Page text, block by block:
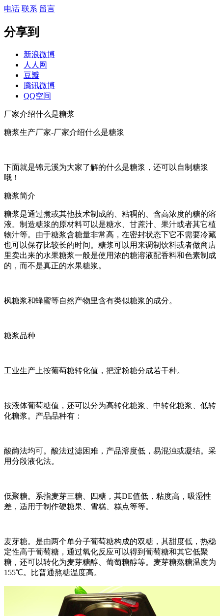
电话 联系 留言
分享到
新浪微博
人人网
豆瓣
腾讯微博
QQ空间
厂家介绍什么是糖浆
糖浆生产厂家-厂家介绍什么是糖浆
下面就是锦元溪为大家了解的什么是糖浆，还可以自制糖浆
哦！
糖浆简介
糖浆是通过煮或其他技术制成的、粘稠的、含高浓度的糖的溶
液。制造糖浆的原材料可以是糖水、甘蔗汁、果汁或者其它植
物汁等。由于糖浆含糖量非常高，在密封状态下它不需要冷藏
也可以保存比较长的时间。糖浆可以用来调制饮料或者做商店
里卖出来的水果糖浆一般是使用浓的糖溶液配香料和色素制成
的，而不是真正的水果糖浆。
枫糖浆和蜂蜜等自然产物里含有类似糖浆的成分。
糖浆品种
工业生产上按葡萄糖转化值，把淀粉糖分成若干种。
按液体葡萄糖值，还可以分为高转化糖浆、中转化糖浆、低转
化糖浆。产品品种有：
酸酶法均可。酸法过滤困难，产品溶度低，易混浊或凝结。采
用分段液化法。
低聚糖。系指麦芽三糖、四糖，其DE值低，粘度高，吸湿性
差，适用于制作硬糖果、雪糕、糕点等等。
麦芽糖。是由两个单分子葡萄糖构成的双糖，其甜度低，热稳
定性高于葡萄糖，通过氧化反应可以得到葡萄糖和其它低聚
糖，还可以转化为麦芽糖醇、葡萄糖醇等。麦芽糖熬糖温度为
155℃。比普通熬糖温度高。